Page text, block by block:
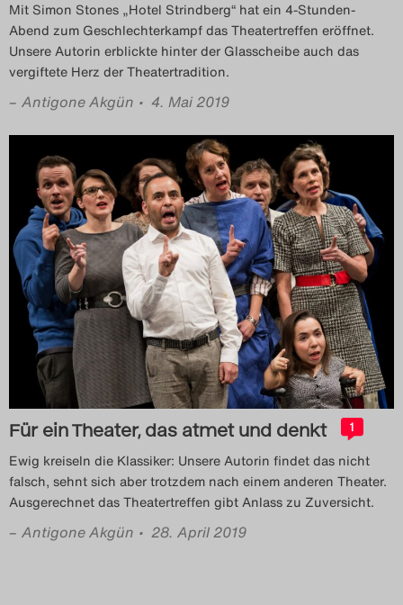
Mit Simon Stones „Hotel Strindberg“ hat ein 4-Stunden-
Abend zum Geschlechterkampf das Theatertreffen eröffnet.
Unsere Autorin erblickte hinter der Glasscheibe auch das
vergiftete Herz der Theatertradition.
– Antigone Akgün • 4. Mai 2019
Für ein Theater, das atmet und denkt 1
Ewig kreiseln die Klassiker: Unsere Autorin findet das nicht
falsch, sehnt sich aber trotzdem nach einem anderen Theater.
Ausgerechnet das Theatertreffen gibt Anlass zu Zuversicht.
– Antigone Akgün • 28. April 2019